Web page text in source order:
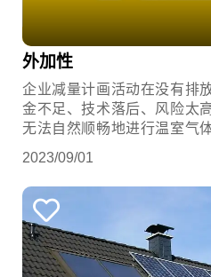
外加性
企业减量计画活动在没有排
金不足、技术落后、风险太
无法自然顺畅地进行温室气
业常常拿不到碳权的原因。
2023/09/01